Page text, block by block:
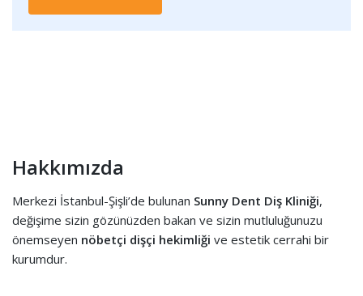
Hakkımızda
Merkezi İstanbul-Şişli’de bulunan Sunny Dent Diş Kliniği,
değişime sizin gözünüzden bakan ve sizin mutluluğunuzu
önemseyen nöbetçi dişçi hekimliği ve estetik cerrahi bir
kurumdur.